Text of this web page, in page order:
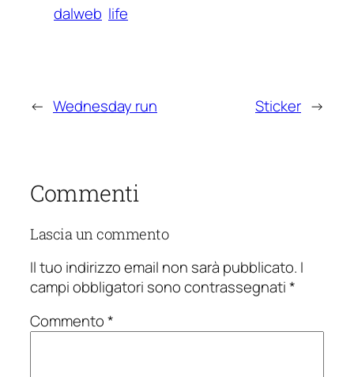
dalweb life
← Wednesday run Sticker →
Commenti
Lascia un commento
Il tuo indirizzo email non sarà pubblicato. I
campi obbligatori sono contrassegnati*
Commento*